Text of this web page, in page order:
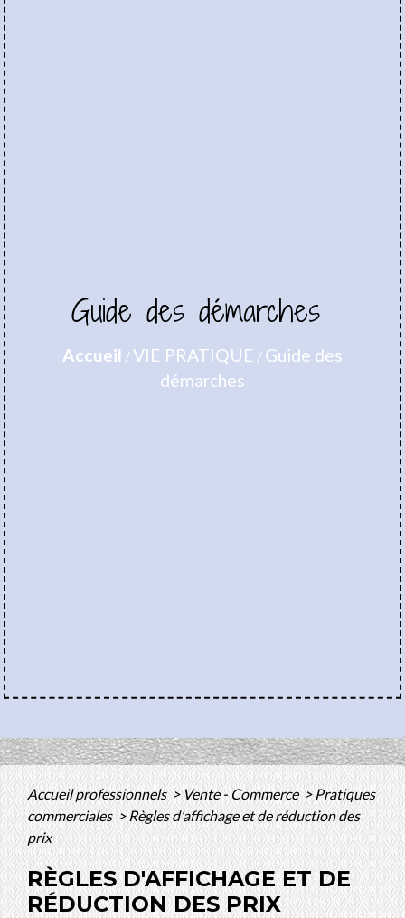
Guide des démarches
Accueil /VIE PRATIQUE / Guide des
démarches
Accueil professionnels>Vente - Commerce>Pratiques
commerciales>Règles d'affichage et de réduction des
prix
RÈGLES D'AFFICHAGE ET DE
RÉDUCTION DES PRIX